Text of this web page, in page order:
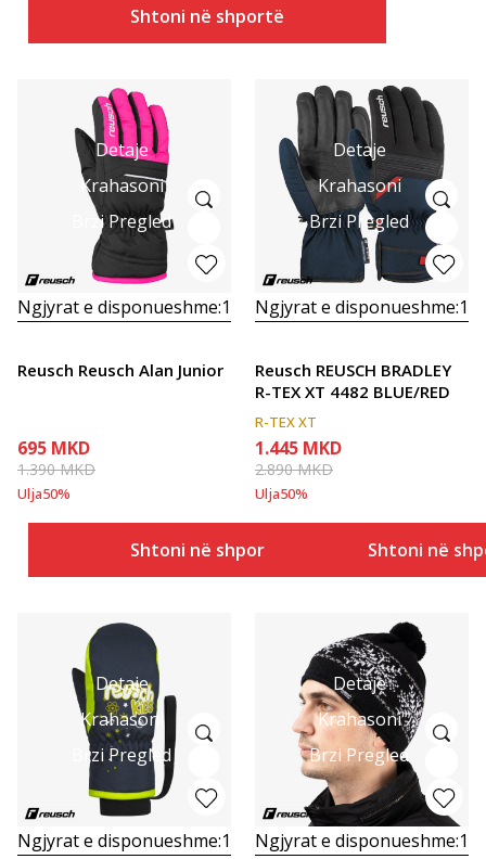
Shtoni në shportë
Detaje
Krahasoni
Brzi Pregled
Ngjyrat e disponueshme:1
Reusch Reusch Alan Junior
695 MKD
1.390MKD
Ulja50%
Shtoni në shportë
Detaje
Krahasoni
Brzi Pregled
Ngjyrat e disponueshme:1
Reusch REUSCH BRADLEY
R-TEX XT 4482 BLUE/RED
R-TEX XT
1.445 MKD
2.890MKD
Ulja50%
Shtoni në
Detaje
Krahasoni
Brzi Pregled
Ngjyrat e disponueshme:1
Detaje
Krahasoni
Brzi Pregled
Ngjyrat e disponueshme:1